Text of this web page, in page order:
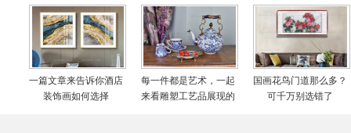
啦
一篇文章来告诉你酒店
装饰画如何选择
每一件都是艺术，一起
来看雕塑工艺品展现的
国画花鸟门道那么多？
可千万别选错了